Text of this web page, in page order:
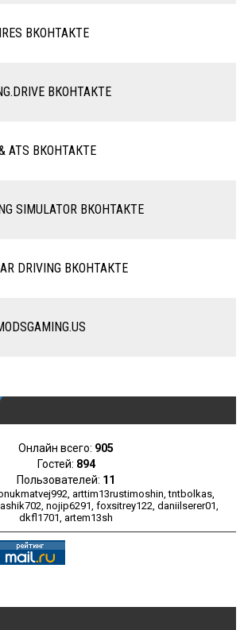
ВКОНТАКТЕ
ВКОНТАКТЕ
ATS ВКОНТАКТЕ
SIMULATOR ВКОНТАКТЕ
DRIVING ВКОНТАКТЕ
Онлайн всего: 905
Гостей: 894
Пользователей: 11
, arttim13rustimoshin,tntbolkas,
, nojip6291, foxsitrey122, daniilserer01,
dkfl1701, artem13sh